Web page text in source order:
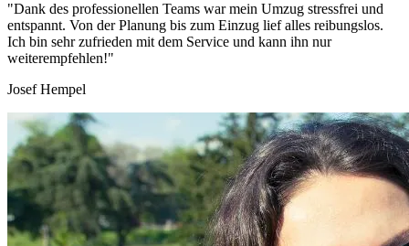
"Dank des professionellen Teams war mein Umzug stressfrei und
entspannt. Von der Planung bis zum Einzug lief alles reibungslos.
Ich bin sehr zufrieden mit dem Service und kann ihn nur
weiterempfehlen!"
Josef Hempel